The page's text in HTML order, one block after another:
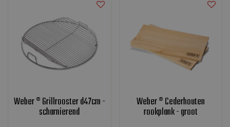
Weber ® Grillrooster d47cm -
scharnierend
Weber ® Cederhouten
rookplank - groot